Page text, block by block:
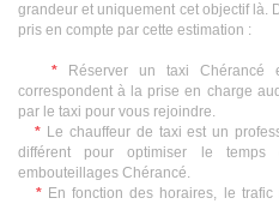
grandeur et uniquement cet objectif là.
pris en compte par cette estimation :
*Réserver un taxi Chérancé
correspondent à la prise en charge
par le taxi pour vous rejoindre.
* Le chauffeur de taxi est un
différent pour optimiser le
embouteillages Chérancé.
* En fonction des horaires, le